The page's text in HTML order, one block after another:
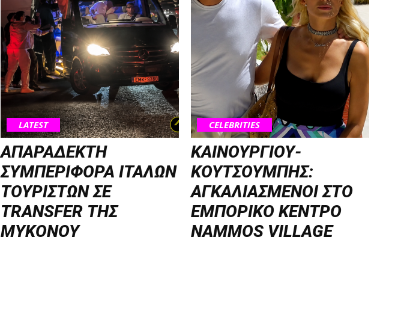
LATEST
ΑΠΑΡΑΔΕΚΤΗ
ΣΥΜΠΕΡΙΦΟΡΑ ΙΤΑΛΩΝ
ΤΟΥΡΙΣΤΩΝ ΣΕ
TRANSFER ΤΗΣ
ΜΥΚΟΝΟΥ
CELEBRITIES
ΚΑΙΝΟΥΡΓΙΟΥ-
ΚΟΥΤΣΟΥΜΠΗΣ:
ΑΓΚΑΛΙΑΣΜΕΝΟΙ ΣΤΟ
ΕΜΠΟΡΙΚΟ ΚΕΝΤΡΟ
NAMMOS VILLAGE